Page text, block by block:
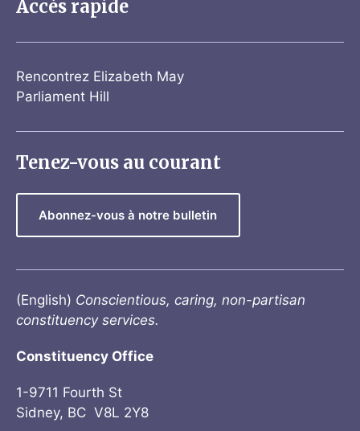
Accès rapide
Rencontrez Elizabeth May
Parliament Hill
Tenez-vous au courant
Abonnez-vous à notre bulletin
(English) Conscientious, caring, non-partisan
constituency services.
Constituency Office
1-9711 Fourth St
Sidney, BC V8L 2Y8